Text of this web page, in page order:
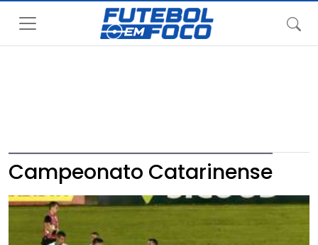
Campeonato Catarinense